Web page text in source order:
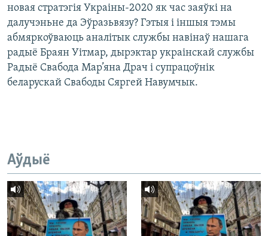
новая стратэгія Украіны-2020 як час заяўкі на
далучэньне да Эўразьвязу? Гэтыя і іншыя тэмы
абмяркоўваюць аналітык службы навінаў нашага
радыё Браян Уітмар, дырэктар украінскай службы
Радыё Свабода Мар’яна Драч і супрацоўнік
беларускай Свабоды Сяргей Навумчык.
Аўдыё